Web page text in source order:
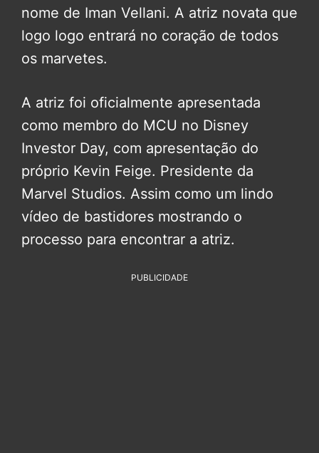
nome de Iman Vellani. A atriz novata que
logo logo entrará no coração de todos
os marvetes.
A atriz foi oficialmente apresentada
como membro do MCU no Disney
Investor Day, com apresentação do
próprio Kevin Feige. Presidente da
Marvel Studios. Assim como um lindo
vídeo de bastidores mostrando o
processo para encontrar a atriz.
PUBLICIDADE